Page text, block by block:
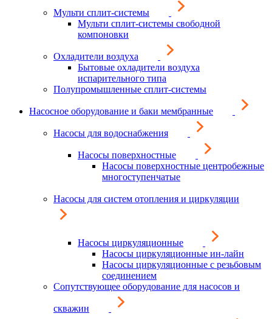
Мульти сплит-системы
Мульти сплит-системы свободной
компоновки
Охладители воздуха
Бытовые охладители воздуха
испарительного типа
Полупромышленные сплит-системы
Насосное оборудование и баки мембранные
Насосы для водоснабжения
Насосы поверхностные
Насосы поверхностные центробежные
многоступенчатые
Насосы для систем отопления и циркуляции
Насосы циркуляционные
Насосы циркуляционные ин-лайн
Насосы циркуляционные с резьбовым
соединением
Сопутствующее оборудование для насосов и
скважин